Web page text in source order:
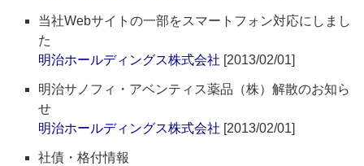
当社Webサイトの一部をスマートフォン対応にしまし
た
明治ホールディングス株式会社 [2013/02/01]
明治サノフィ・アベンティス薬品（株）解散のお知ら
せ
明治ホールディングス株式会社 [2013/02/01]
社債・格付情報